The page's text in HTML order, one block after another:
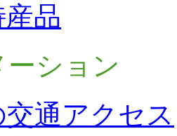
品
ション
通アクセス